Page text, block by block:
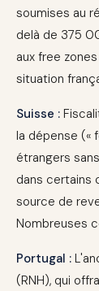
soumises au
delà de 375
aux free
situation
Suisse :
la dépense («
étrangers
dans certains
source de
Nombreuses
Portugal :
(RNH), qui